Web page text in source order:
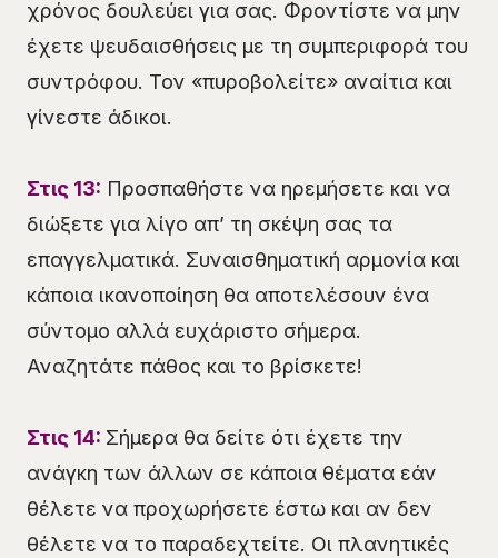
χρόνος δουλεύει για σας. Φροντίστε να μην
έχετε ψευδαισθήσεις με τη συμπεριφορά του
συντρόφου. Τον «πυροβολείτε» αναίτια και
γίνεστε άδικοι.
Στις 13: Προσπαθήστε να ηρεμήσετε και να
διώξετε για λίγο απ’ τη σκέψη σας τα
επαγγελματικά. Συναισθηματική αρμονία και
κάποια ικανοποίηση θα αποτελέσουν ένα
σύντομο αλλά ευχάριστο σήμερα.
Αναζητάτε πάθος και το βρίσκετε!
Στις 14: Σήμερα θα δείτε ότι έχετε την
ανάγκη των άλλων σε κάποια θέματα εάν
θέλετε να προχωρήσετε έστω και αν δεν
θέλετε να το παραδεχτείτε. Οι πλανητικές